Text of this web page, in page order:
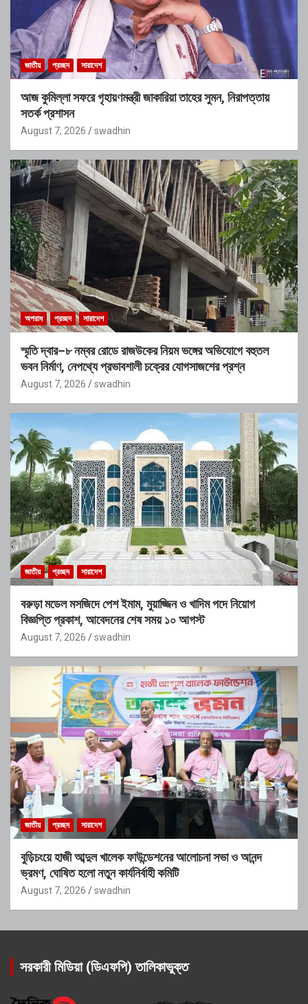
জাতীয় প্রচ্ছদ সারাদেশ
আজ কুমিল্লা সফরে গৃহায়ণমন্ত্রী জাকারিয়া তাহের সুমন, নিরাপত্তায়
সতর্ক প্রশাসন
August 7, 2026 swadhin
অপরাধ প্রচ্ছদ সারাদেশ
স্মৃতি দ্বার–৮ নম্বর রোডে রাজউকের নিয়ম ভঙ্গের অভিযোগে বহুতল
ভবন নির্মাণ, নেপথ্যে প্রভাবশালী চক্রের যোগসাজশের প্রশ্ন
August 7, 2026 swadhin
জাতীয় প্রচ্ছদ সারাদেশ
বরুড়া মডেল মসজিদে পেশ ইমাম, মুয়াজ্জিন ও খাদিম পদে নিয়োগ
বিজ্ঞপ্তি প্রকাশ, আবেদনের শেষ সময় ১০ আগস্ট
August 7, 2026 swadhin
জাতীয় প্রচ্ছদ সারাদেশ
বুড়িচংয়ে হাজী আব্দুল খালেক ফাউন্ডেশনের আলোচনা সভা ও আনন্দ
ভ্রমণ, ঘোষিত হলো নতুন কার্যনির্বাহী কমিটি
August 7, 2026 swadhin
সরকারী মিডিয়া (ডিএফপি) তালিকাভুক্ত